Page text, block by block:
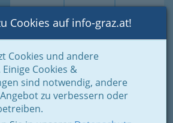
Suche Login Toggle
Cookies auf info-graz.at!
Cookies und andere
Cookies &
sind notwendig, andere
zu verbessern oder
Internet, Mode,
Essen: Das